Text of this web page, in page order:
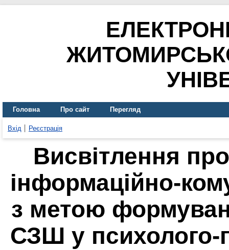
Головна Про сайт Перегляд
Вхід Реєстрація
Висвітлення
інформаційно-
з метою
СЗШ у психолого-